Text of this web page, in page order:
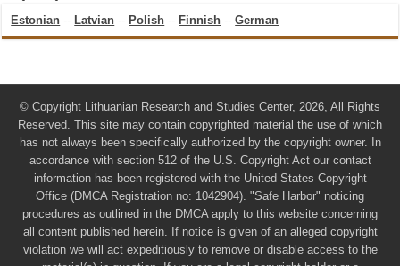
Estonian --Latvian --Polish --Finnish --German
© Copyright Lithuanian Research and Studies Center, 2026, All Rights
Reserved. This site may contain copyrighted material the use of which
has not always been specifically authorized by the copyright owner. In
accordance with section 512 of the U.S. Copyright Act our contact
information has been registered with the United States Copyright
Office (DMCA Registration no: 1042904). "Safe Harbor" noticing
procedures as outlined in the DMCA apply to this website concerning
all content published herein. If notice is given of an alleged copyright
violation we will act expeditiously to remove or disable access to the